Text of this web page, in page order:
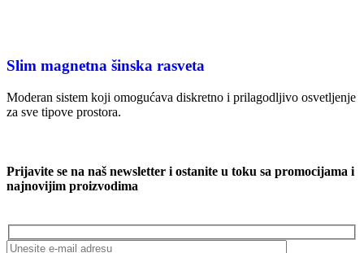
Slim magnetna šinska rasveta
Moderan sistem koji omogućava diskretno i prilagodljivo osvetljenje
za sve tipove prostora.
Prijavite se na naš newsletter i ostanite u toku sa promocijama i
najnovijim proizvodima